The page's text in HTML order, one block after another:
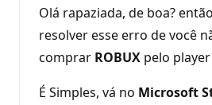
o
s
d
e
r
u
Olá rapaziada, de boa?
resolver esse erro de você
comprar ROBUX pelo
É Simples, vá no Microsoft